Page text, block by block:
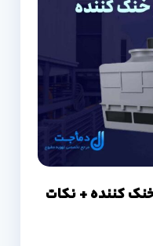
کننده + نکات